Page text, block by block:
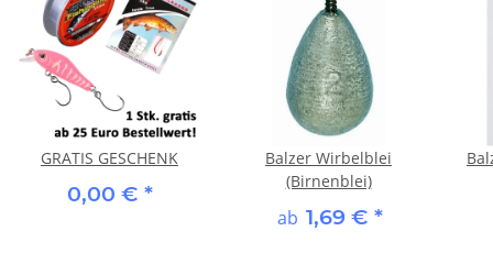
GRATIS GESCHENK
0,00 € *
Balzer Wirbelblei
(Birnenblei)
ab 1,69 € *